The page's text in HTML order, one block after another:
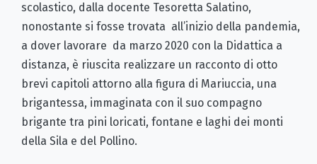
scolastico, dalla docente Tesoretta Salatino,
nonostante si fosse trovata all’inizio della pandemia,
a dover lavorare da marzo 2020 con la Didattica a
distanza, è riuscita realizzare un racconto di otto
brevi capitoli attorno alla figura di Mariuccia, una
brigantessa, immaginata con il suo compagno
brigante tra pini loricati, fontane e laghi dei monti
della Sila e del Pollino.